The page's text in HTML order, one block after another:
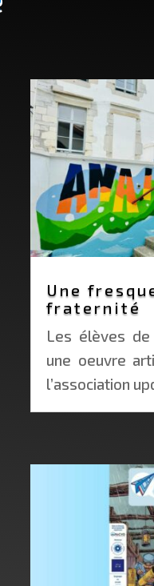
Une
fraternité
Les élèves de
une oeuvre
l’association